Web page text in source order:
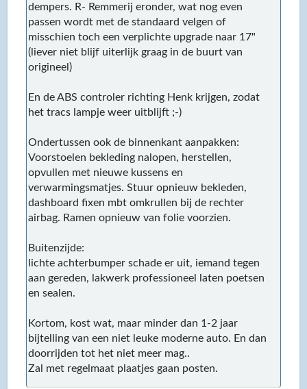
dempers. R- Remmerij eronder, wat nog even
passen wordt met de standaard velgen of
misschien toch een verplichte upgrade naar 17"
(liever niet blijf uiterlijk graag in de buurt van
origineel)
En de ABS controler richting Henk krijgen, zodat
het tracs lampje weer uitblijft ;-)
Ondertussen ook de binnenkant aanpakken:
Voorstoelen bekleding nalopen, herstellen,
opvullen met nieuwe kussens en
verwarmingsmatjes. Stuur opnieuw bekleden,
dashboard fixen mbt omkrullen bij de rechter
airbag. Ramen opnieuw van folie voorzien.
Buitenzijde:
lichte achterbumper schade er uit, iemand tegen
aan gereden, lakwerk professioneel laten poetsen
en sealen.
Kortom, kost wat, maar minder dan 1-2 jaar
bijtelling van een niet leuke moderne auto. En dan
doorrijden tot het niet meer mag..
Zal met regelmaat plaatjes gaan posten.